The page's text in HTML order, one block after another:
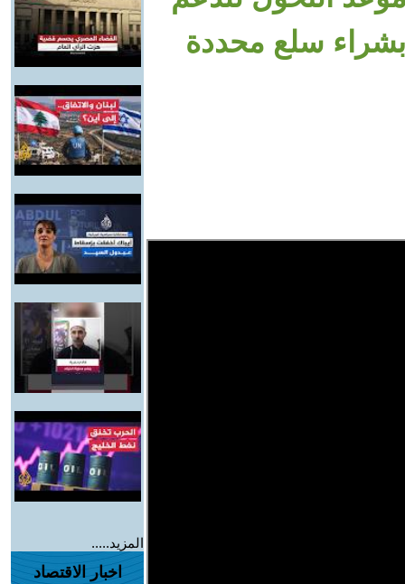
بشراء سلع محددة
المزيد.....
اخبار الاقتصاد